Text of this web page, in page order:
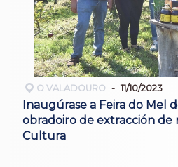
O VALADOURO 11/10/2023
Inaugúrase a Feira do Mel
obradoiro de extracción de
Cultura